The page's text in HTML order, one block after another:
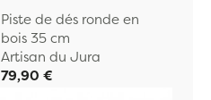
Piste de dés ronde en
bois 35 cm
Artisan du Jura
79,90 €